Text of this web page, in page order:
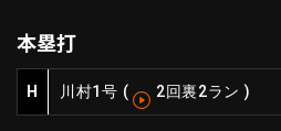
本塁打
H 川村1号 ( 2回裏2ラン )